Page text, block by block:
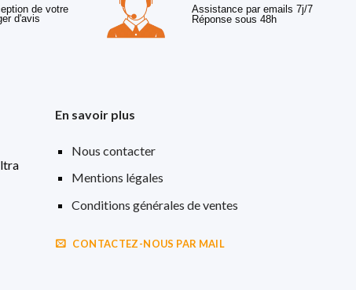
de votre
d'avis
Assistance par emails 7j/7
Réponse sous 48h
En savoir plus
Nous contacter
Mentions légales
Conditions générales de ventes
CONTACTEZ-NOUS PAR MAIL